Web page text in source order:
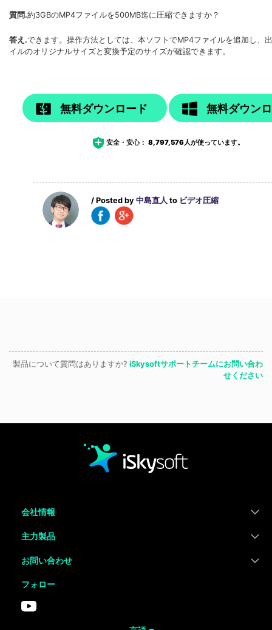
質問.約3GBのMP4ファイルを500MB迄に圧縮できますか？
答え.できます。操作方法としては、本ソフトでMP4ファイルを追加し、
イルのオリジナルサイズと変換予定のサイズが確認できます。
無料ダウンロード 無料ダウン
安全・安心： 8,797,576人が使っています。
/ Posted by 中島直人 to ビデオ圧縮
製品について質問はありますか? iSkysoftサポートチームにお問い合わ
せください
会社情報
主力製品
お問い合わせ
フォロー